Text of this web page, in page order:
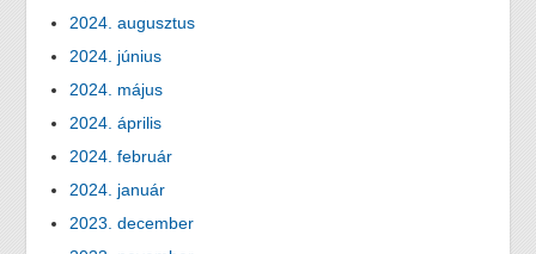
2024. augusztus
2024. június
2024. május
2024. április
2024. február
2024. január
2023. december